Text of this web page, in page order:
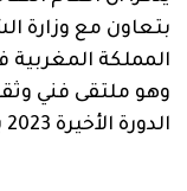
بتعاون مع وزارة
المملكة المغربية
وهو ملتقى فني
الدورة الأخيرة 2023 بأندونيسيا.